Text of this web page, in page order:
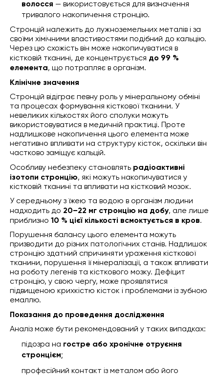
волосся — використовується для визначення
тривалого накопичення стронцію.
Стронцій належить до лужноземельних металів і за
своїми хімічними властивостями подібний до кальцію.
Через цю схожість він може накопичуватися в
кістковій тканині, де концентрується до 99 %
елемента, що потрапляє в організм.
Клінічне значення
Стронцій відіграє певну роль у мінеральному обміні
та процесах формування кісткової тканини. У
невеликих кількостях його сполуки можуть
використовуватися в медичній практиці. Проте
надлишкове накопичення цього елемента може
негативно впливати на структуру кісток, оскільки він
частково заміщує кальцій.
Особливу небезпеку становлять радіоактивні
ізотопи стронцію, які можуть накопичуватися у
кістковій тканині та впливати на кістковий мозок.
У середньому з їжею та водою в організм людини
надходить до 20–22 мг стронцію на добу, але лише
приблизно 10 % цієї кількості всмоктується в кров.
Порушення балансу цього елемента можуть
призводити до різних патологічних станів. Надлишок
стронцію здатний спричиняти ураження кісткової
тканини, порушення її мінералізації, а також впливати
на роботу легенів та кісткового мозку. Дефіцит
стронцію, у свою чергу, може проявлятися
підвищеною крихкістю кісток і проблемами із зубною
емаллю.
Показання до проведення дослідження
Аналіз може бути рекомендований у таких випадках:
підозра на гостре або хронічне отруєння
стронцієм;
професійний контакт із металом або його